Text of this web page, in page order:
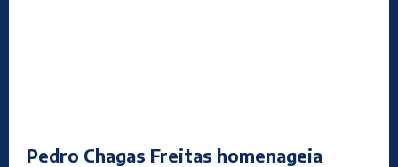
Pedro Chagas Freitas homenageia